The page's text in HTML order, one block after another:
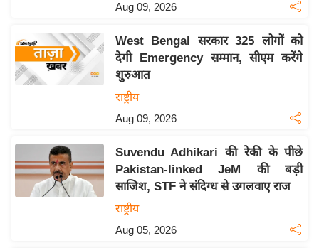
स
उ
द्यो
ग
त
वि
शे
Aug 09, 2026
West Bengal सरकार 325 लोगों को
देगी Emergency सम्मान, सीएम करेंगे
शुरुआत
राष्ट्रीय
Aug 09, 2026
Suvendu Adhikari की रेकी के पीछे
Pakistan-linked JeM की बड़ी
साजिश, STF ने संदिग्ध से उगलवाए राज
राष्ट्रीय
Aug 05, 2026